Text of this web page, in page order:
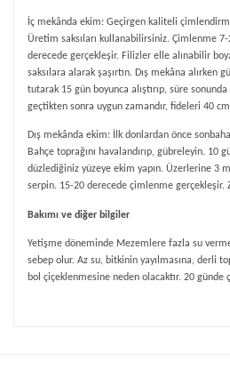
İç mekânda ekim: Geçirgen kaliteli
Üretim saksıları kullanabilirsiniz. Çimlenme
derecede gerçekleşir. Filizler elle alınabilir
saksılara alarak şaşırtın. Dış mekâna alırken
tutarak 15 gün boyunca alıştırıp, süre
geçtikten sonra uygun zamandır, fideleri 40
Dış mekânda ekim: İlk donlardan önce
Bahçe toprağını havalandırıp, gübreleyin. 10
düzlediğiniz yüzeye ekim yapın. Üzerlerine 3
serpin. 15-20 derecede çimlenme gerçekleşir.
Bakımı ve diğer bilgiler
Yetişme döneminde Mezemlere fazla su
sebep olur. Az su, bitkinin yayılmasına, derli
bol çiçeklenmesine neden olacaktır. 20 günde